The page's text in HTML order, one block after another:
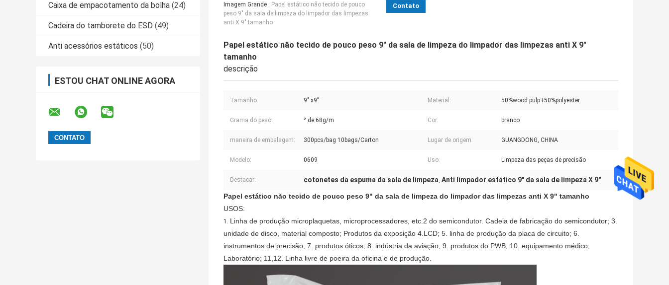
Caixa de empacotamento da bolha (24)
Cadeira do tamborete do ESD (49)
Anti acessórios estáticos (50)
ESTOU CHAT ONLINE AGORA
Imagem Grande : Papel estático não tecido de pouco
peso 9" da sala de limpeza do limpador das limpezas
anti X 9" tamanho
Contato
Papel estático não tecido de pouco peso 9" da sala de limpeza do limpador das limpezas anti X 9"
tamanho
descrição
Tamanho: 9" x9” Material: 50%wood pulp+50%polyester
Grama do peso: ² de 68g/m Cor: branco
maneira de embalagem: 300pcs/bag 10bags/Carton Lugar de origem: GUANGDONG, CHINA
Modelo: 0609 Uso: Limpeza das peças de precisão
Destacar: cotonetes da espuma da sala de limpeza, Anti limpador estático 9" da sala de limpeza X 9"
Papel estático não tecido de pouco peso 9" da sala de limpeza do limpador das limpezas anti X 9" tamanho
USOS:
1. Linha de produção microplaquetas, microprocessadores, etc.2 do semicondutor. Cadeia de fabricação do semicondutor; 3.
unidade de disco, material composto; Produtos da exposição 4.LCD; 5. linha de produção da placa de circuito; 6.
instrumentos de precisão; 7. produtos óticos; 8. indústria da aviação; 9. produtos do PWB; 10. equipamento médico;
Laboratório; 11,12. Linha livre de poeira da oficina e de produção.